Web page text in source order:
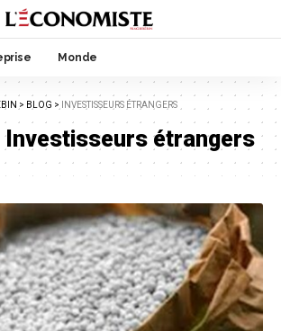
Monde
> BLOG > INVESTISSEURS ÉTRANGERS
Investisseurs étrangers